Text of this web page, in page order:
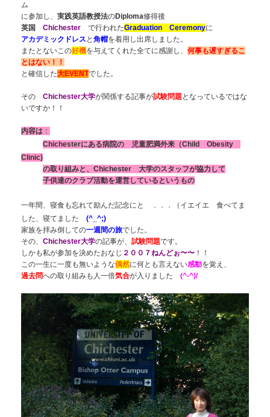
ム
に参加し、 実践英語教授法のDiploma修得後
英国
Chichester で行われたGraduation Ceremonyに
アカデミックドレス と 角帽を着用し出席しました。
またとないこの好機を与えてくれた全てに感謝し、 何事も遅すぎるこ
とはない！！
と確信した大EVENTでした。
その Chichester大学が関係する記事が試験問題となっているではな
いですか！！
内容は ：
Chichesterにある病院の 児童肥満外来 （Child Obesity
Clinic)
の取り組みと、 Chichester 大学のスタッフが協力して
子供達のクラブ活動を運営している というもの
一年間、寝食も忘れて励んだ記念にと
．．．（イエイエ 食べてま
した、寝てました (^_^;)
家族を拝み倒しての一週間の旅でした。
その、 Chichester大学の記事が、 試験問題です。
しかも私が参加を決めたおなじ ２００７ねんどぉ〜〜 ！！
この一生に一度も無いような偶然に何とも言えない感動を覚え、
過去問への取り組みも人一倍気合が入りました (^-^)/